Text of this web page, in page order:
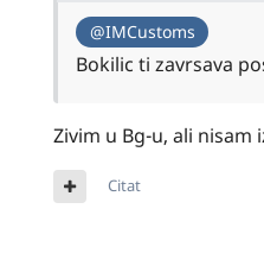
@IMCustoms
Bokilic ti zavrsava
Zivim u Bg-u, ali nisam
Citat